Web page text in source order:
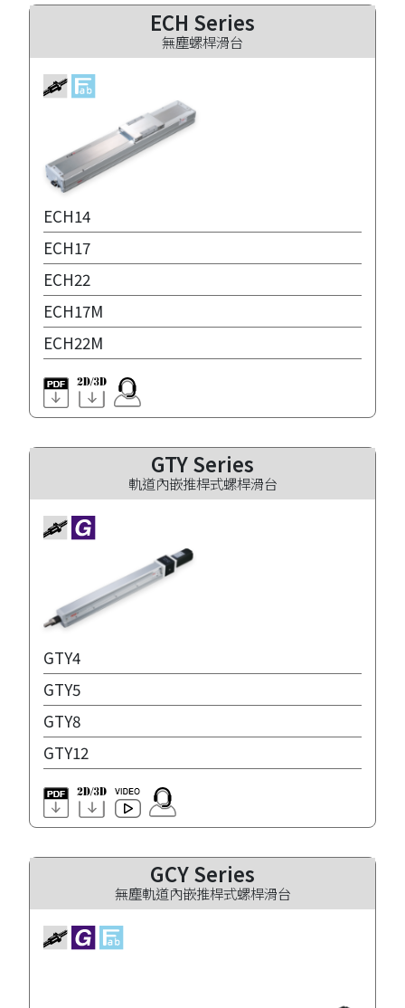
ECH Series
無塵螺桿滑台
ECH14
ECH17
ECH22
ECH17M
ECH22M
GTY Series
軌道內嵌推桿式螺桿滑台
GTY4
GTY5
GTY8
GTY12
GCY Series
無塵軌道內嵌推桿式螺桿滑台